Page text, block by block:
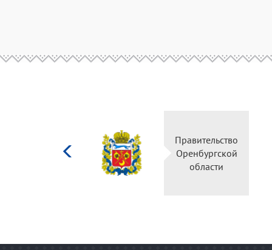
Министерство
культуры
Российской
федерации